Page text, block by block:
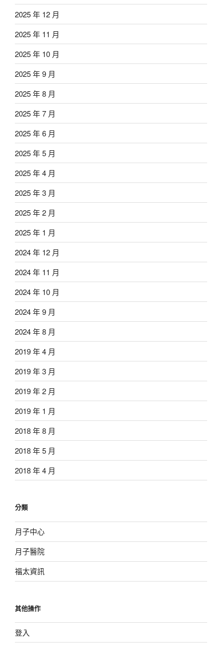
2025 年 12 月
2025 年 11 月
2025 年 10 月
2025 年 9 月
2025 年 8 月
2025 年 7 月
2025 年 6 月
2025 年 5 月
2025 年 4 月
2025 年 3 月
2025 年 2 月
2025 年 1 月
2024 年 12 月
2024 年 11 月
2024 年 10 月
2024 年 9 月
2024 年 8 月
2019 年 4 月
2019 年 3 月
2019 年 2 月
2019 年 1 月
2018 年 8 月
2018 年 5 月
2018 年 4 月
分類
月子中心
月子醫院
福太資訊
其他操作
登入